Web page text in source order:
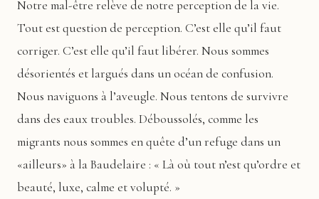
Notre mal-être relève de notre perception de la vie.
Tout est question de perception. C’est elle qu’il faut
corriger. C’est elle qu’il faut libérer. Nous sommes
désorientés et largués dans un océan de confusion.
Nous naviguons à l’aveugle. Nous tentons de survivre
dans des eaux troubles. Déboussolés, comme les
migrants nous sommes en quête d’un refuge dans un
«ailleurs» à la Baudelaire : « Là où tout n’est qu’ordre et
beauté, luxe, calme et volupté. »